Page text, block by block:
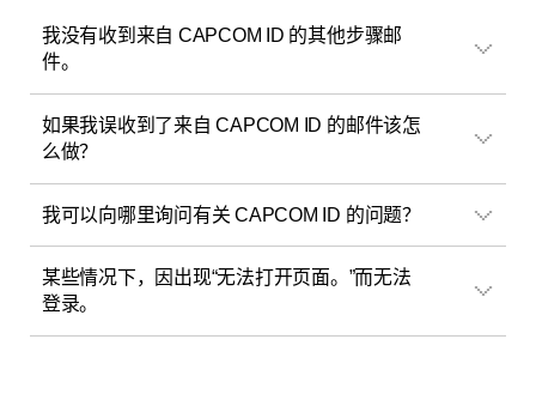
我没有收到来自 CAPCOM ID 的其他步骤邮
件。
如果我误收到了来自 CAPCOM ID 的邮件该怎
么做？
我可以向哪里询问有关 CAPCOM ID 的问题？
某些情况下，因出现“无法打开页面。”而无法
登录。